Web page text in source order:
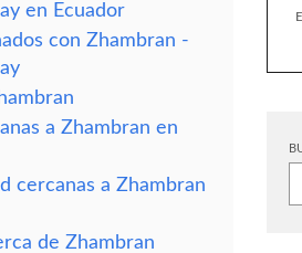
en Ecuador
con Zhambran -
a Zhambran en
cercanas a Zhambran
de Zhambran